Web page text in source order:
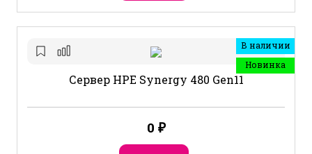
В наличии
Новинка
Сервер HPE Synergy 480 Gen11
0 ₽